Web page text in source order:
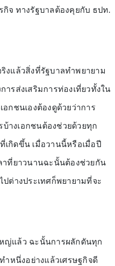
กิจ ทางรัฐบาลต้องคุยกับ ธปท.
งแล้วสิ่งที่รัฐบาลทำพยายาม
ารส่งเสริมการท่องเที่ยวทั้งใน
อกชนเองต้องดูด้วยว่าการ
บ้างเอกชนต้องช่วยด้วยทุก
กิดขึ้น เมื่อวานนี้หรือเมื่อปี
าที่ยาวนานฉะนั้นต้องช่วยกัน
ปต่างประเทศก็พยายามที่จะ
ญ่แล้ว ฉะนั้นการผลักดันทุก
หนึ่งอย่างแล้วเศรษฐกิจดี